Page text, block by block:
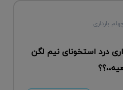
بارداری
درد استخونای نیم لگن